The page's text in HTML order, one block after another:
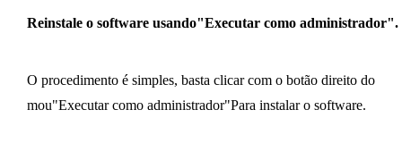
Reinstale o software usando"Executar como administrador".
O procedimento é simples, basta clicar com o botão direito do
mou"Executar como administrador"Para instalar o software.